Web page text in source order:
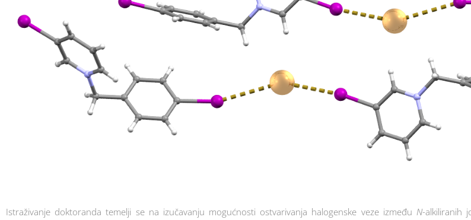
Istraživanje doktoranda temelji se na izučavanju mogućnosti ostvarivanja halogenske veze između N-alkiliranih